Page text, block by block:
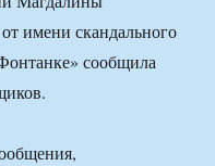
имени скандального
сообщила